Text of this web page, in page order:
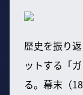
歴史を振り
ットする「
る。幕末（